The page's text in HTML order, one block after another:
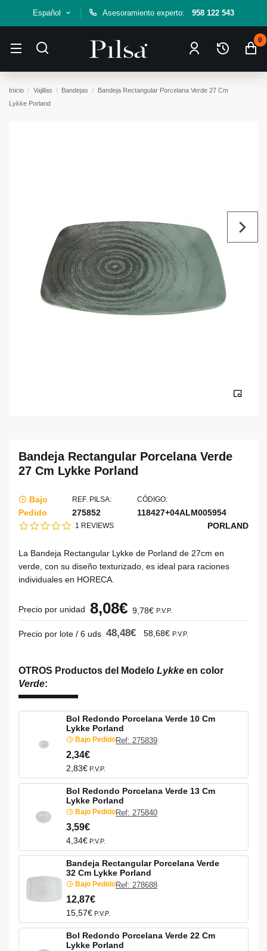
Español Asesoramiento experto: 958 122 543
0
Inicio Vajillas Bandejas
Bandeja Rectangular Porcelana Verde 27 Cm
Lykke Porland
Bandeja Rectangular Porcelana Verde
27 Cm Lykke Porland
Bajo
Pedido
REF. PILSA:
275852
CÓDIGO:
118427+04ALM005954
1 REVIEWS PORLAND
La Bandeja Rectangular Lykke de Porland de 27cm en
verde, con su diseño texturizado, es ideal para raciones
individuales en HORECA.
Precio por unidad 8,08€ 9,78€ P.V.P.
Precio por lote / 6 uds 48,48€ 58,68€ P.V.P.
OTROS Productos del Modelo Lykke en color
Verde:
Bol Redondo Porcelana Verde 10 Cm
Lykke Porland
Bajo PedidoRef: 275839
2,34€
2,83€ P.V.P.
Bol Redondo Porcelana Verde 13 Cm
Lykke Porland
Bajo PedidoRef: 275840
3,59€
4,34€ P.V.P.
Bandeja Rectangular Porcelana Verde
32 Cm Lykke Porland
Bajo PedidoRef: 278688
12,87€
15,57€ P.V.P.
Bol Redondo Porcelana Verde 22 Cm
Lykke Porland